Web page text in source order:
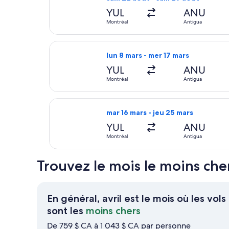
YUL
Montréal
ANU
Antigua
lun 8 mars - mer 17 mars
YUL
Montréal
ANU
Antigua
Sélectionner le vol WestJet
mar 16 mars - jeu 25 mars
YUL
Montréal
ANU
Antigua
Sélectionner le vol Delta depuis
Trouvez le mois le moins
En général, avril est le mois où les vols
sont les moins chers
général,
De 759 $ CA à 1 043 $ CA par personne